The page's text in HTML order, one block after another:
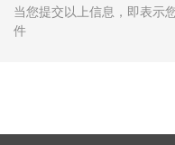
当您提交以上信息，即表示
件